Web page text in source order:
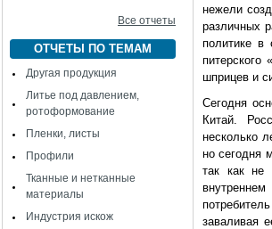
Все отчеты
ОТЧЕТЫ ПО ТЕМАМ
Другая продукция
Литье под давлением,
ротоформование
Пленки, листы
Профили
Тканные и нетканные
материалы
Индустрия искож
нежели
различных
политике в
питерского
шприцев и
Сегодня
Китай.
несколько
но сегодня
так как не
заваливая